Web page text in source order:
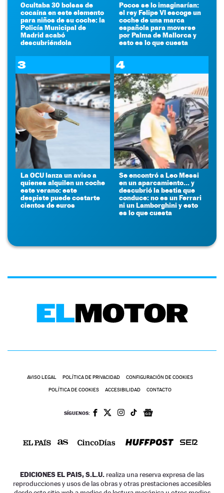
Ocultaba 30 bolsas de
cocaína en este elemento
para niños de su coche: la
Policía Municipal de
Madrid acabó
descubriéndola
Pocos se lo imaginarían:
el rey Felipe VI escoge un
coche de una marca
española para moverse
por Palma de Mallorca y
esto es lo que cuesta
3
La OCU lanza un aviso a
quienes alquilen un coche
este verano: este
despiste puede costarte
cientos de euros
4
Se encontró a Leo Messi
en un aparcamiento... y
descubrió la bestia que
conduce: no es un Ferrari
ni un Lamborghini y esto
es lo que cuesta
AVISO LEGAL POLÍTICA DE PRIVACIDAD CONFIGURACIÓN DE COOKIES
POLÍTICA DE COOKIES ACCESIBILIDAD CONTACTO
SÍGUENOS:
EDICIONES EL PAIS, S.L.U. realiza una reserva expresa de las
reproducciones y usos de las obras y otras prestaciones accesibles